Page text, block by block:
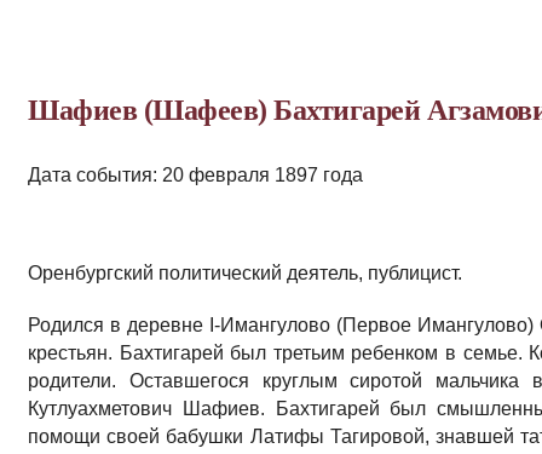
Шафиев (Шафеев) Бахтигарей
Дата события: 20 февраля 1897 года
Оренбургский политический деятель, публицист.
Родился в деревне I-Имангулово (Первое Имангулово)
крестьян. Бахтигарей был третьим ребенком в семье.
родители. Оставшегося круглым сиротой
Кутлуахметович Шафиев. Бахтигарей был
помощи своей бабушки Латифы Тагировой, знавшей